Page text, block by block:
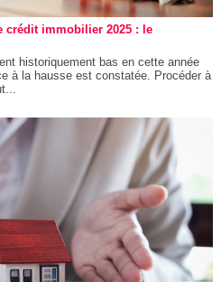
crédit immobilier 2025 : le
historiquement bas en cette année
à la hausse est constatée. Procéder à